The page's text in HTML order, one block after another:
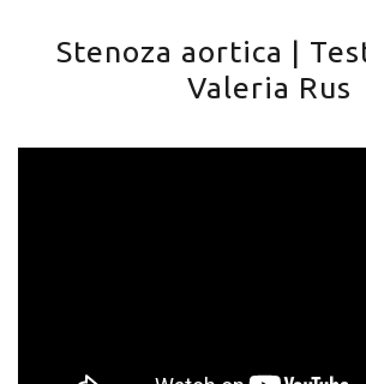
Stenoza aortica |
Valeria Rus